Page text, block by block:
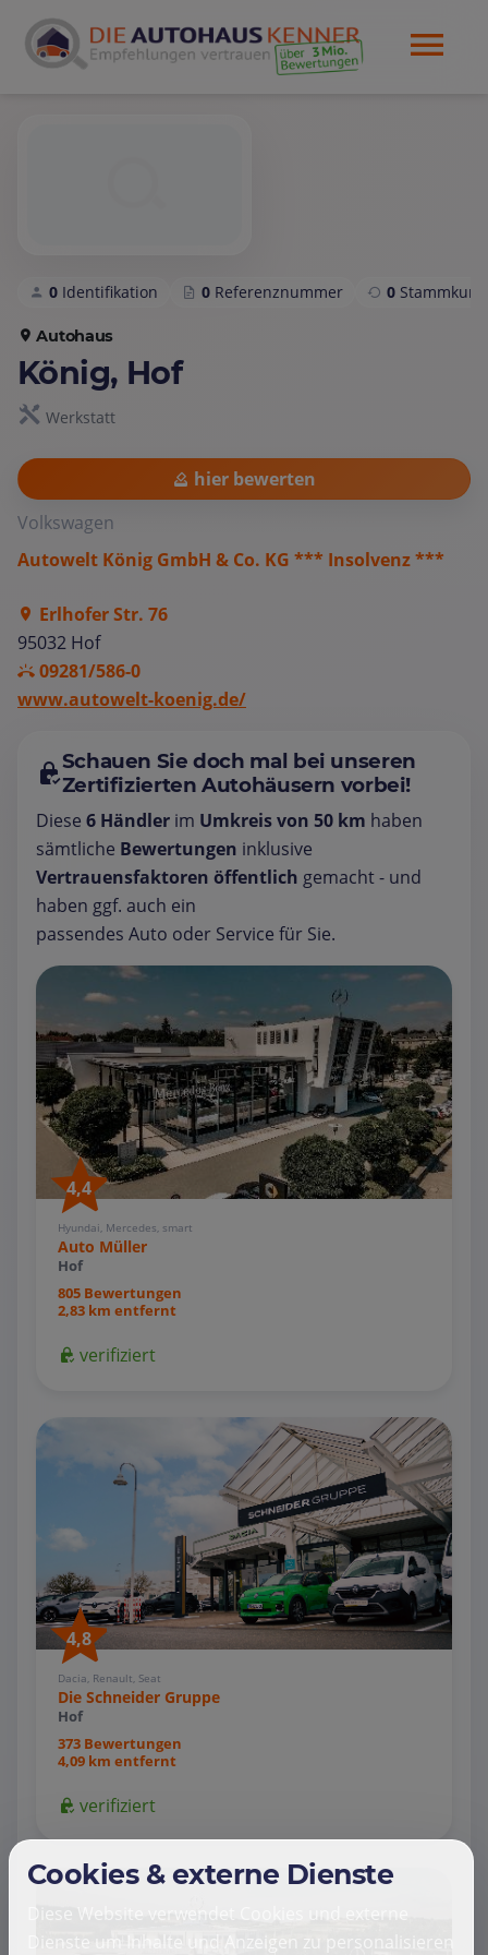
0 Identifikation 0 Referenznummer 0
Autohaus
König, Hof
Werkstatt
hier bewerten
Volkswagen
Autowelt König GmbH & Co. KG *** Insolvenz ***
Erlhofer Str. 76
95032 Hof
09281/586-0
www.autowelt-koenig.de/
Schauen Sie doch mal bei unseren
Zertifizierten Autohäusern vorbei!
Diese 6 Händler im Umkreis von 50 km haben
sämtliche Bewertungen inklusive
Vertrauensfaktoren öffentlich gemacht - und
haben ggf. auch ein
passendes Auto oder Service für Sie.
4,4
Hyundai, Mercedes, smart
Auto Müller
Hof
805 Bewertungen
2,83 km entfernt
verifiziert
4,8
Dacia, Renault, Seat
Die Schneider Gruppe
Hof
373 Bewertungen
4,09 km entfernt
verifiziert
Cookies & externe Dienste
Diese Website verwendet Cookies und externe
Dienste um Inhalte und Anzeigen zu personalisieren